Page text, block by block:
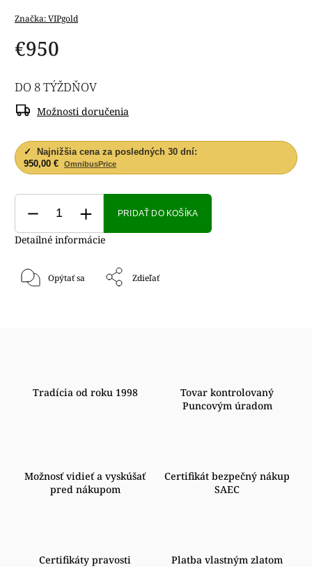
Značka:VIPgold
€950
DO 8 TÝŽDŇOV
Možnosti doručenia
✓
Najnižšia cena za posledných 30 dní:
950,00 €
OmnibusPrice
PRIDAŤ DO KOŠÍKA
Detailné informácie
Opýtať sa Zdieľať
Tradícia od roku 1998
Tovar kontrolovaný
Puncovým úradom
Možnosť vidieť a vyskúšať
pred nákupom
Certifikát bezpečný nákup
SAEC
Certifikáty pravosti Platba vlastným zlatom